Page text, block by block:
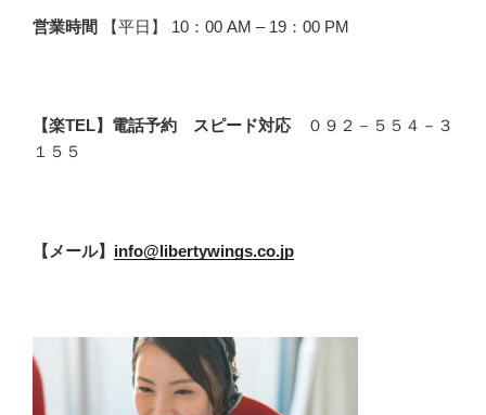
営業時間 【平日】 10：00 AM – 19：00 PM
【楽TEL】電話予約 スピード対応
０９２－５５４－３
１５５
【メール】 info@libertywings.co.jp